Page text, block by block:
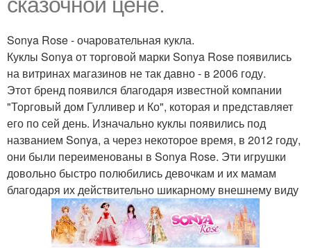
Sonya Rose - очаровательная кукла.
Куклы Sonya от торговой марки Sonya Rose появились
на витринах магазинов не так давно - в 2006 году.
Этот бренд появился благодаря известной компании
"Торговый дом Гулливер и Ко", которая и представляет
его по сей день. Изначально куклы появились под
названием Sonya, а через некоторое время, в 2012 году,
они были переименованы в Sonya Rose. Эти игрушки
довольно быстро полюбились девочкам и их мамам
благодаря их действительно шикарному внешнему виду